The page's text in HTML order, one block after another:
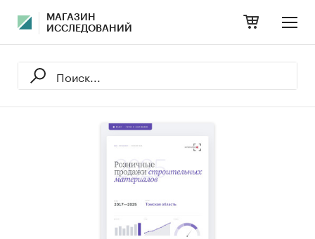
МАГАЗИН
ИССЛЕДОВАНИЙ